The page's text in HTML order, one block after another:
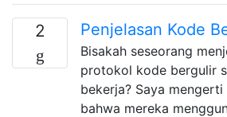
2 Penjelasan Kode
Bisakah seseorang
protokol kode bergulir
bekerja? Saya
bahwa mereka